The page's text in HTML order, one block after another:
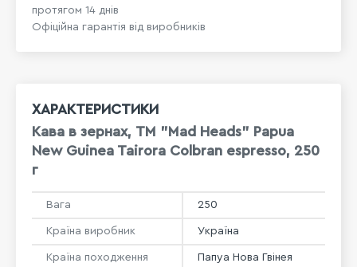
протягом 14 днів
Офіційна гарантія від виробників
ХАРАКТЕРИСТИКИ
Кава в зернах, ТМ "Mad Heads" Papua
New Guinea Tairora Colbran espresso, 250
г
Вага 250
Країна виробник Україна
Країна походження Папуа Нова Гвінея